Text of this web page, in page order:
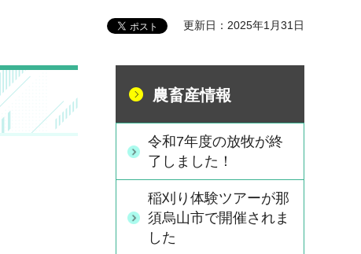
更新日：2025年1月31日
農畜産情報
令和7年度の放牧が終
了しました！
稲刈り体験ツアーが那
須烏山市で開催されま
した